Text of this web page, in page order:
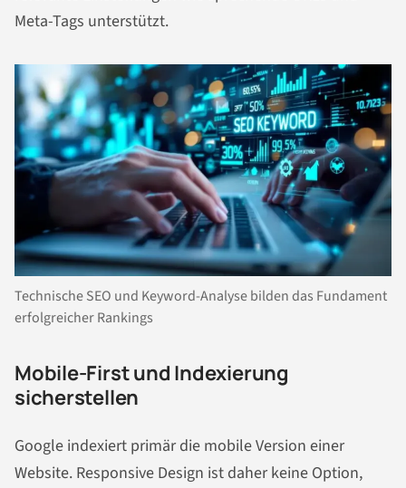
Meta-Tags unterstützt.
Technische SEO und Keyword-Analyse bilden das Fundament
erfolgreicher Rankings
Mobile-First und Indexierung
sicherstellen
Google indexiert primär die mobile Version einer
Website. Responsive Design ist daher keine Option,